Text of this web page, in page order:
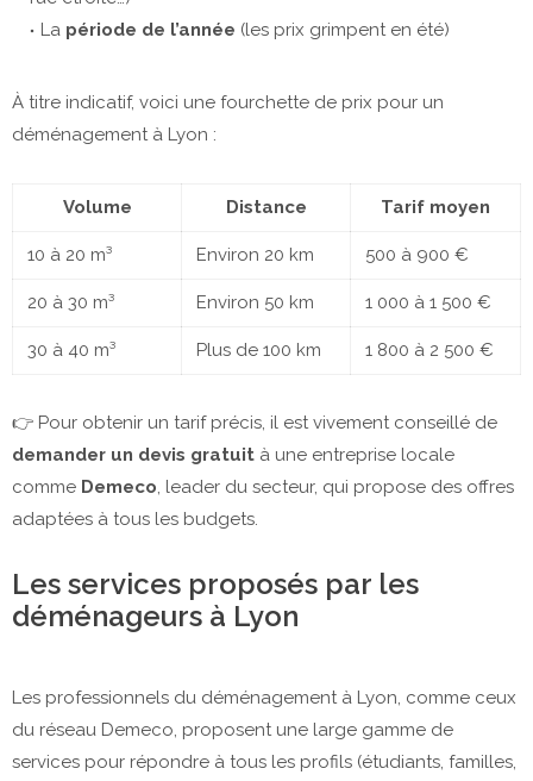
La période de l’année (les prix grimpent en été)
À titre indicatif, voici une fourchette de prix pour un
déménagement à Lyon :
Volume Distance Tarif moyen
10 à 20 m³ Environ 20 km 500 à 900 €
20 à 30 m³ Environ 50 km 1 000 à 1 500 €
30 à 40 m³ Plus de 100 km 1 800 à 2 500 €
👉 Pour obtenir un tarif précis, il est vivement conseillé de
demander un devis gratuit à une entreprise locale
comme Demeco, leader du secteur, qui propose des offres
adaptées à tous les budgets.
Les services proposés par les
déménageurs à Lyon
Les professionnels du déménagement à Lyon, comme ceux
du réseau Demeco, proposent une large gamme de
services pour répondre à tous les profils (étudiants, familles,